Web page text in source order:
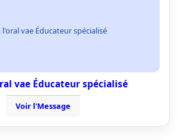
l'oral vae Éducateur spécialisé
vae Éducateur spécialisé
Voir l'Message